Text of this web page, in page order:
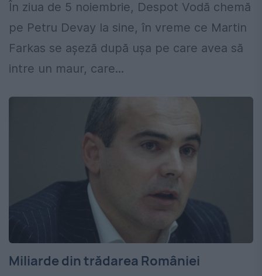
În ziua de 5 noiembrie, Despot Vodă chemă
pe Petru Devay la sine, în vreme ce Martin
Farkas se așeză după ușa pe care avea să
intre un maur, care...
Miliarde din trădarea României